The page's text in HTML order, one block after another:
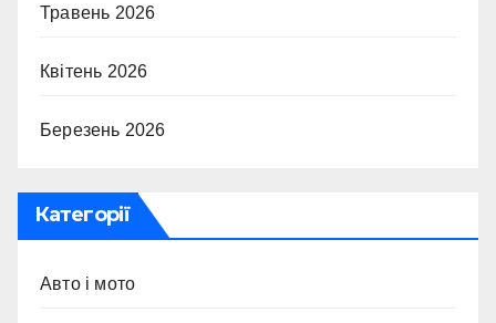
Травень 2026
Квітень 2026
Березень 2026
Категорії
Авто і мото